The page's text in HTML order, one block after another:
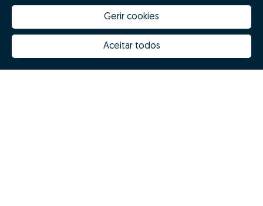
Gerir cookies
Aceitar todos